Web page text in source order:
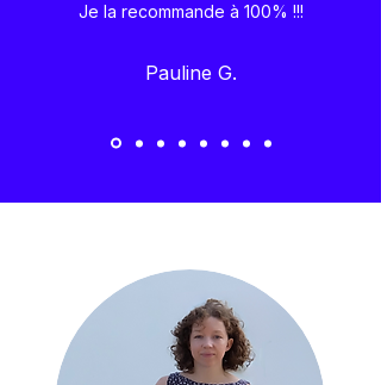
Je la recommande à 100% !!!
Pauline G.